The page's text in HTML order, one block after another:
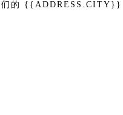
们的 {{ADDRESS.CITY}}